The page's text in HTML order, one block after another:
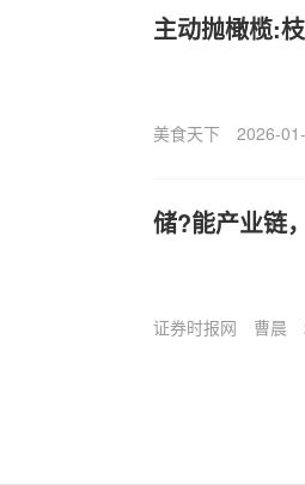
主动抛橄榄:
美食天下 2026-
储?能产业链
证券时报网 曹晨